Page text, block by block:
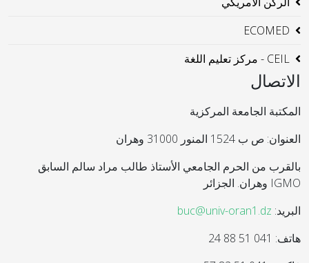
ECOMED
CEIL - مركز تعليم اللغة
الاتصال
المكتبة الجامعة المركزية
العنوان: ص ب 1524 المنور 31000 وهران
بالقرب من الحرم الجامعي الأستاذ طالب مراد سالم السابق
IGMO وهران. الجزائر
البريد: buc@univ-oran1.dz
هاتف: 041 51 88 24